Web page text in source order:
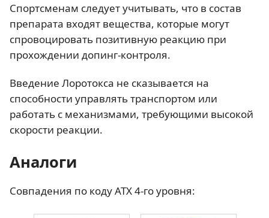
Спортсменам следует учитывать, что в состав
препарата входят вещества, которые могут
спровоцировать позитивную реакцию при
прохождении допинг-контроля.
Введение Лоротокса не сказывается на
способности управлять транспортом или
работать с механизмами, требующими высокой
скорости реакции.
Аналоги
Совпадения по коду АТХ 4-го уровня: